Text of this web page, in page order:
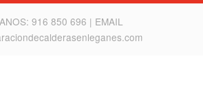
916 850 696 | EMAIL